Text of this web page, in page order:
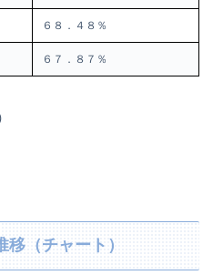
６８．４８％
６７．８７％
（チャート）